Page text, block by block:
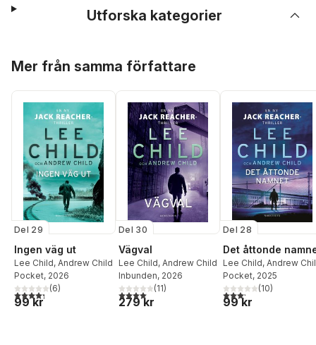
Utforska kategorier
Mer från samma författare
Del 29
Ingen väg ut
Lee Child, Andrew Child
Pocket, 2026
4,3utav 5 stjärnor. Totalt antal röster:
(6)
99 kr
Del 30
Vägval
Lee Child, Andrew Child
Inbunden, 2026
4,0utav 5 stjärnor. Totalt antal röster:
(11)
279 kr
Del 28
Det åttonde
Lee Child, Andrew
Pocket, 2025
3,2utav 5 stjärnor.
(10)
99 kr